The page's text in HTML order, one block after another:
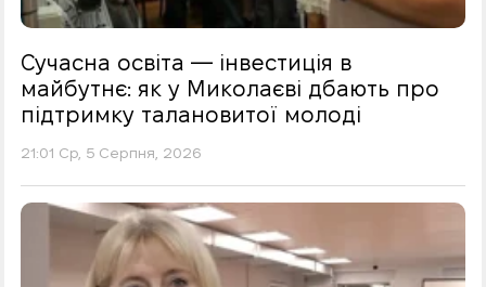
Сучасна освіта — інвестиція в
майбутнє: як у Миколаєві дбають про
підтримку талановитої молоді
21:01 Ср, 5 Серпня, 2026